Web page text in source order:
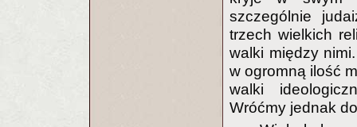
szczególnie
trzech wielkich
walki między
w ogromną ilość
walki
Wróćmy jednak